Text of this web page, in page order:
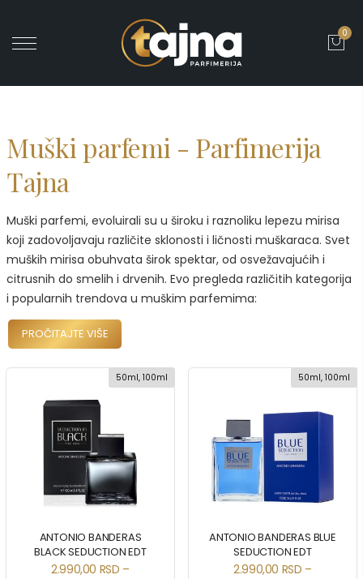
0
Muški parfemi - Parfimerija
Tajna
Muški parfemi, evoluirali su u široku i raznoliku lepezu mirisa
koji zadovoljavaju različite sklonosti i ličnosti muškaraca. Svet
muških mirisa obuhvata širok spektar, od osvežavajućih i
citrusnih do smelih i drvenih. Evo pregleda različitih kategorija
i popularnih trendova u muškim parfemima:
PROČITAJTE VIŠE
50ml, 100ml
ANTONIO BANDERAS
BLACK SEDUCTION EDT
2.990,00 RSD –
50ml, 100ml
ANTONIO BANDERAS BLUE
SEDUCTION EDT
2.990,00 RSD –